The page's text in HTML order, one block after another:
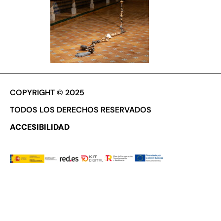
COPYRIGHT © 2025
TODOS LOS DERECHOS RESERVADOS
ACCESIBILIDAD